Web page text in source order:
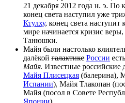
21 декабря 2012 года н. э. По
конец света наступил уже
Ктулху, конец света наступит
мире начинается кризис
Танюшки.
Майя были настолько
далёкой галактике России
Майя. Известные российские
Майя Плисецкая (балерина),
Испании), Майя Тлакопан
Майя (посол в Совете
Японии).